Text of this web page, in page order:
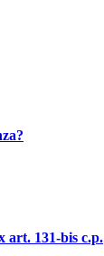
art. 131-bis c.p.